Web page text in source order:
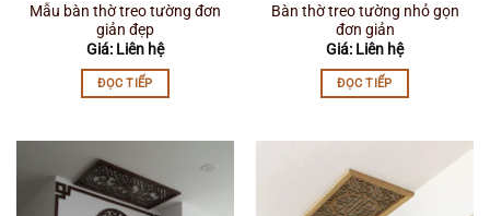
Mẫu bàn thờ treo tường đơn
giản đẹp
Giá: Liên hệ
ĐỌC TIẾP
Bàn thờ treo tường nhỏ gọn
đơn giản
Giá: Liên hệ
ĐỌC TIẾP